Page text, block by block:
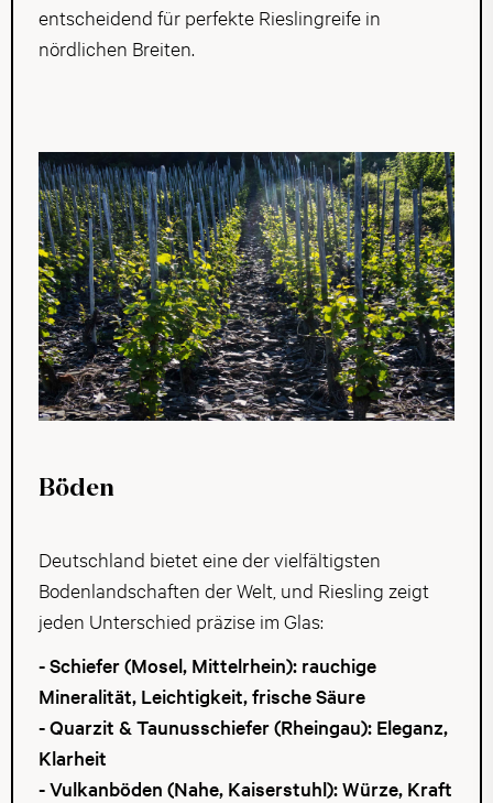
entscheidend für perfekte Rieslingreife in
nördlichen Breiten.
Böden
Deutschland bietet eine der vielfältigsten
Bodenlandschaften der Welt, und Riesling zeigt
jeden Unterschied präzise im Glas:
- Schiefer (Mosel, Mittelrhein): rauchige
Mineralität, Leichtigkeit, frische Säure
- Quarzit & Taunusschiefer (Rheingau): Eleganz,
Klarheit
- Vulkanböden (Nahe, Kaiserstuhl): Würze, Kraft